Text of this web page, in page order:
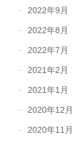
2022年9月
2022年8月
2022年7月
2021年2月
2021年1月
2020年12月
2020年11月